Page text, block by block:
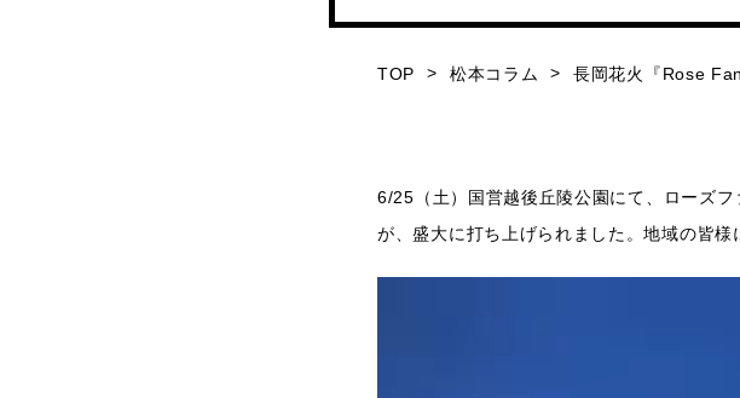
TOP 松本コラム 長岡花火『Rose
6/25（土）国営越後丘陵公園にて、ローズ
が、盛大に打ち上げられました。地域の皆様